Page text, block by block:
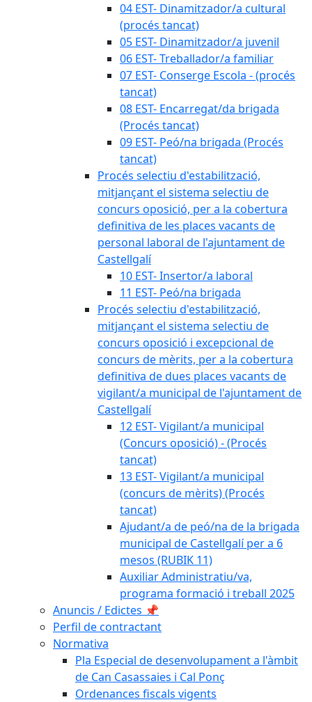
04 EST- Dinamitzador/a cultural
(procés tancat)
05 EST- Dinamitzador/a juvenil
06 EST- Treballador/a familiar
07 EST- Conserge Escola - (procés
tancat)
08 EST- Encarregat/da brigada
(Procés tancat)
09 EST- Peó/na brigada (Procés
tancat)
Procés selectiu d'estabilització,
mitjançant el sistema selectiu de
concurs oposició, per a la cobertura
definitiva de les places vacants de
personal laboral de l'ajuntament de
Castellgalí
10 EST- Insertor/a laboral
11 EST- Peó/na brigada
Procés selectiu d'estabilització,
mitjançant el sistema selectiu de
concurs oposició i excepcional de
concurs de mèrits, per a la cobertura
definitiva de dues places vacants de
vigilant/a municipal de l'ajuntament de
Castellgalí
12 EST- Vigilant/a municipal
(Concurs oposició) - (Procés
tancat)
13 EST- Vigilant/a municipal
(concurs de mèrits) (Procés
tancat)
Ajudant/a de peó/na de la brigada
municipal de Castellgalí per a 6
mesos (RUBIK 11)
Auxiliar Administratiu/va,
programa formació i treball 2025
Anuncis / Edictes 📌
Perfil de contractant
Normativa
Pla Especial de desenvolupament a l'àmbit
de Can Casassaies i Cal Ponç
Ordenances fiscals vigents